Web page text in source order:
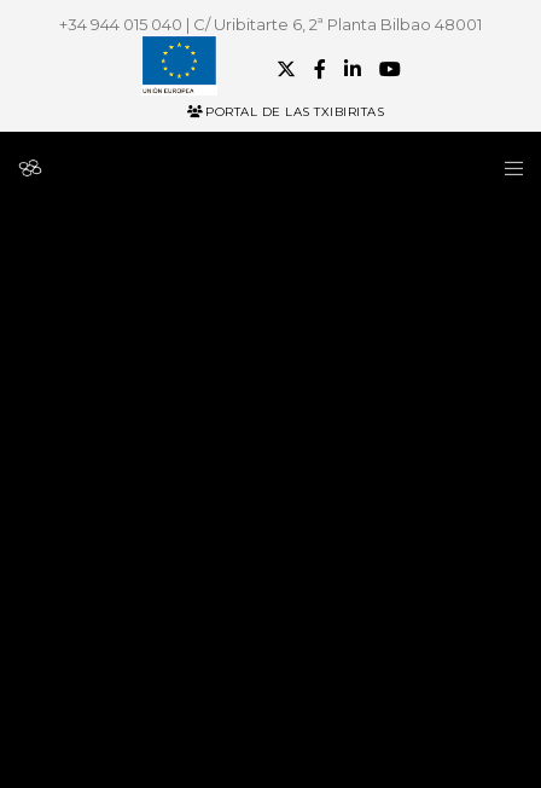
+34 944 015 040 | C/ Uribitarte 6, 2ª Planta Bilbao 48001
PORTAL DE LAS TXIBIRITAS